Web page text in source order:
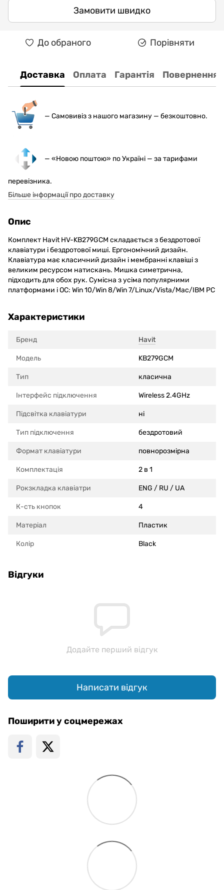
Замовити швидко
До обраного Порівняти
Доставка Оплата Гарантія Повернення
— Самовивіз з нашого магазину — безкоштовно.
— «Новою поштою» по Україні — за тарифами
перевізника.
Більше інформації про доставку
Опис
Комплект Havit HV-KB279GCM складається з бездротової
клавіатури і бездротової миші. Ергономічний дизайн.
Клавіатура має класичний дизайн і мембранні клавіші з
великим ресурсом натискань. Мишка симетрична,
підходить для обох рук. Сумісна з усіма популярними
платформами і ОС: Win 10/Win 8/Win 7/Linux/Vista/Mac/IBM PC
Характеристики
Бренд Havit
Модель KB279GCM
Тип класична
Інтерфейс підключення Wireless 2.4GHz
Підсвітка клавіатури ні
Тип підключення бездротовий
Формат клавіатури повнорозмірна
Комплектація 2 в 1
Рокзкладка клавіатри ENG / RU / UA
К-сть кнопок 4
Матеріал Пластик
Колір Black
Відгуки
Додайте перший відгук
Написати відгук
Поширити у соцмережах